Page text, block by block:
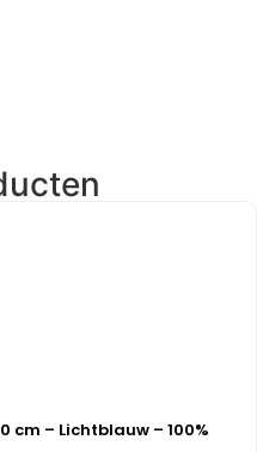
cm – Lichtblauw – 100%